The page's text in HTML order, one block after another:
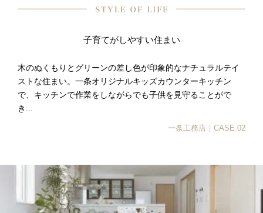
子育てがしやすい住まい
木のぬくもりとグリーンの差し色が印象的なナチュラルテイ
ストな住まい。一条オリジナルキッズカウンターキッチン
で、キッチンで作業をしながらでも子供を見守ることがで
き...
一条工務店｜CASE.02